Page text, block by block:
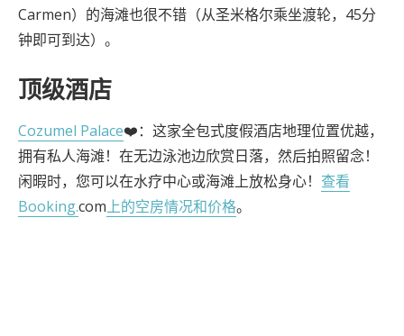
Carmen）的海滩也很不错（从圣米格尔乘坐渡轮，45分
钟即可到达）。
顶级酒店
Cozumel Palace❤️：这家全包式度假酒店地理位置优越，
拥有私人海滩！在无边泳池边欣赏日落，然后拍照留念！
闲暇时，您可以在水疗中心或海滩上放松身心！ 查看
Booking.com上的空房情况和价格。